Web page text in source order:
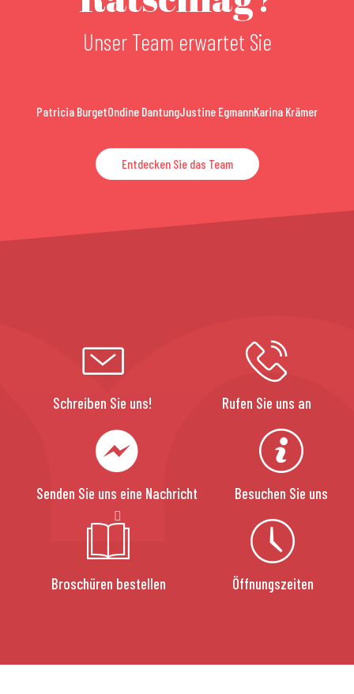
Unser Team erwartet Sie
Patricia BurgetOndine DantungJustine EgmannKarina Krämer
Entdecken Sie das Team
Schreiben Sie uns! Rufen Sie uns an
Senden Sie uns eine Nachricht Besuchen Sie uns
Broschüren bestellen Öffnungszeiten